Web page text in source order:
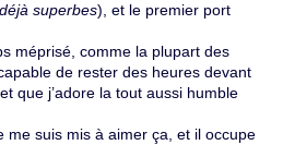
superbes), et le premier port
méprisé, comme la plupart des
de rester des heures devant
que j’adore la tout aussi humble
me suis mis à aimer ça, et il occupe